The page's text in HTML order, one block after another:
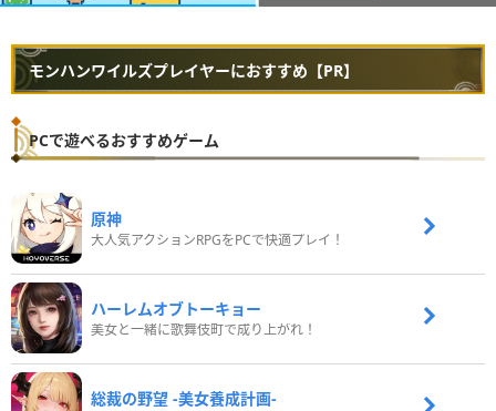
モンハンワイルズプレイヤーにおすすめ【PR】
PCで遊べるおすすめゲーム
原神
大人気アクションRPGをPCで快適プレイ！
ハーレムオブトーキョー
美女と一緒に歌舞伎町で成り上がれ！
総裁の野望 -美女養成計画-